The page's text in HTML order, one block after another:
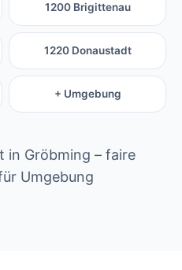
1200 Brigittenau
1220 Donaustadt
+ Umgebung
in Gröbming – faire
Umgebung